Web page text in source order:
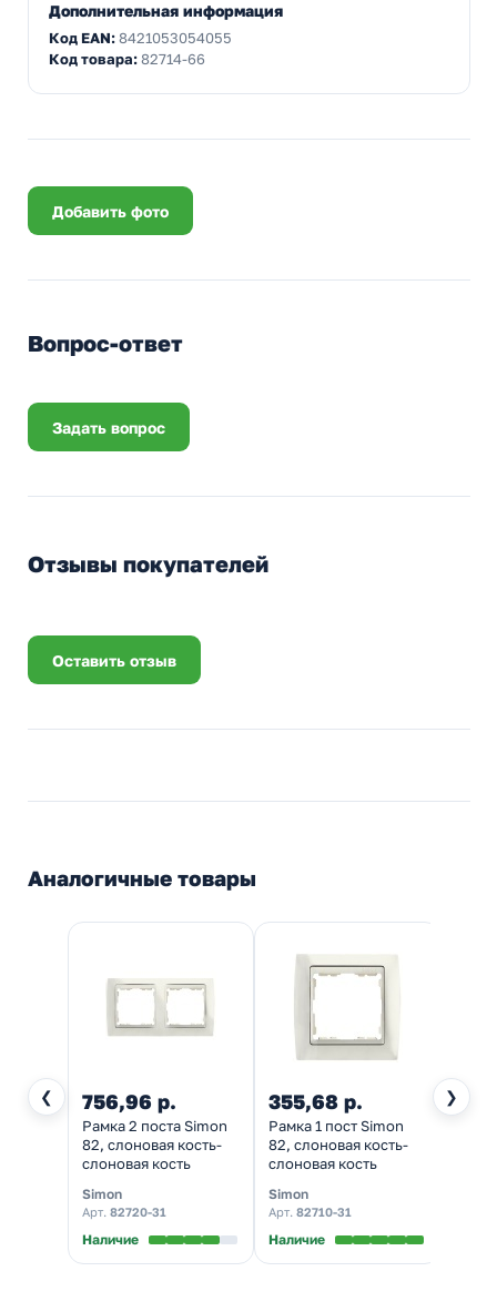
Дополнительная информация
Код EAN:8421053054055
Код товара:82714-66
Добавить фото
Вопрос-ответ
Задать вопрос
Отзывы покупателей
Оставить отзыв
Аналогичные товары
❮ ❯
756,96 р.
Рамка 2 поста Simon
82, слоновая кость-
слоновая кость
Simon
Арт. 82720-31
Наличие
355,68 р.
Рамка 1 пост Simon
82, слоновая кость-
слоновая кость
Simon
Арт. 82710-31
Наличие
1